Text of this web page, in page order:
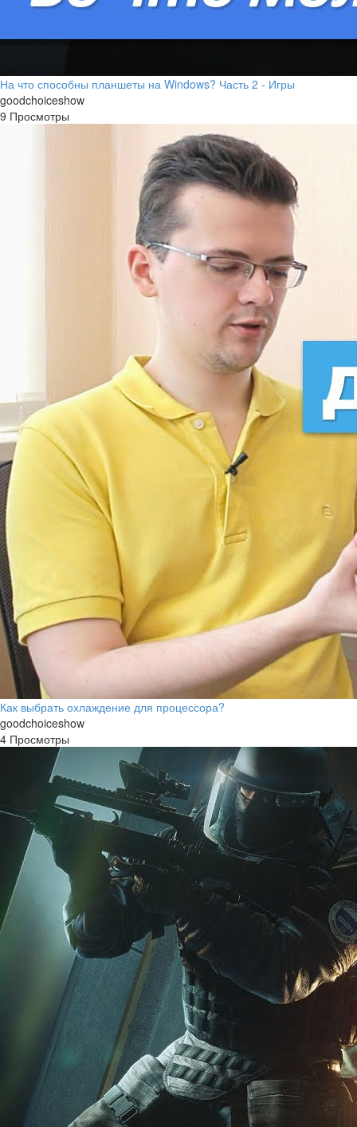
На что способны планшеты на Windows? Часть 2 - Игры
goodchoiceshow
9 Просмотры
Как выбрать охлаждение для процессора?
goodchoiceshow
4 Просмотры